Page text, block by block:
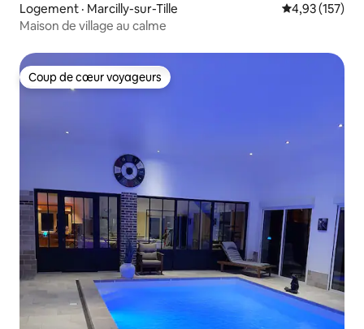
Logement · Marcilly-sur-Tille Note
4,93 (157)
Maison de village au calme
Coup de cœur voyageurs
Coup de cœur voyageurs